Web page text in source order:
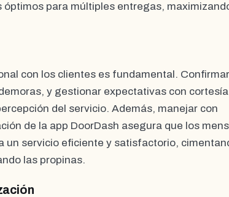
para múltiples entregas,
con los clientes es fundamental. Confirmar
y gestionar expectativas con cortesía
del servicio. Además, manejar con
de la app DoorDash asegura que los
un servicio eficiente y satisfactorio,
las propinas.